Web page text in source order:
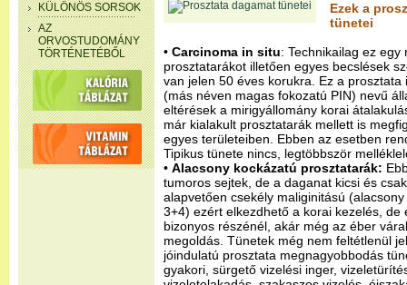
KÜLÖNÖS SORSOK
AZ
ORVOSTUDOMÁNY
TÖRTÉNETÉBŐL
Ezek a
tünetei
• Carcinoma in situ: Technikailag ez
prosztatarákot illetően egyes becslések
van jelen 50 éves korukra. Ez a prosztata
(más néven magas fokozatú PIN) nevű
eltérések a mirigyállomány korai
már kialakult prosztatarák mellett is
egyes területeiben. Ebben az esetben
Tipikus tünete nincs, legtöbbször
• Alacsony kockázatú prosztatarák:
tumoros sejtek, de a daganat kicsi és
alapvetően csekély maliginitású
3+4) ezért elkezdhető a korai kezelés, de
bizonyos részénél, akár még az éber
megoldás. Tünetek még nem feltétlenül
jóindulatú prosztata megnagyobbodás
gyakori, sürgető vizelési inger,